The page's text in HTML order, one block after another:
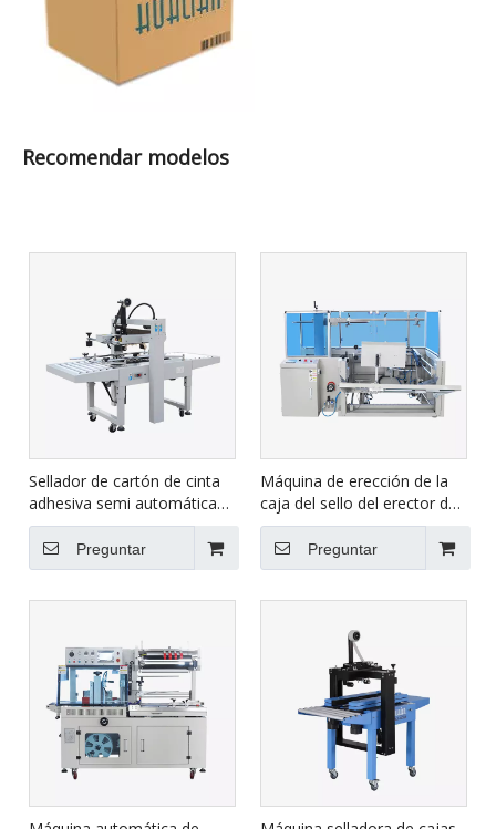
Recomendar modelos
Sellador de cartón de cinta
adhesiva semi automática
para arriba hacia abajo FXJ-
6050
Preguntar
Máquina de erección de la
caja del sello del erector del
cartón automático con la
grabación inferior CXJ-
4540DF
Preguntar